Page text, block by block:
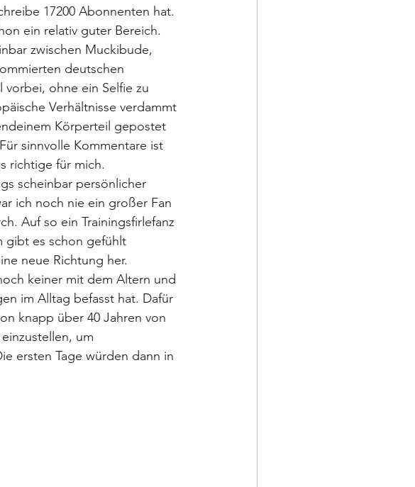
17200 Abonnenten hat.
ein relativ guter Bereich.
zwischen Muckibude,
deutschen
ohne ein Selfie zu
Verhältnisse verdammt
Körperteil gepostet
sinnvolle Kommentare ist
richtige für mich.
scheinbar persönlicher
ich noch nie ein großer Fan
Auf so ein Trainingsfirlefanz
gibt es schon gefühlt
neue Richtung her.
keiner mit dem Altern und
im Alltag befasst hat. Dafür
knapp über 40 Jahren von
um
ersten Tage würden dann in